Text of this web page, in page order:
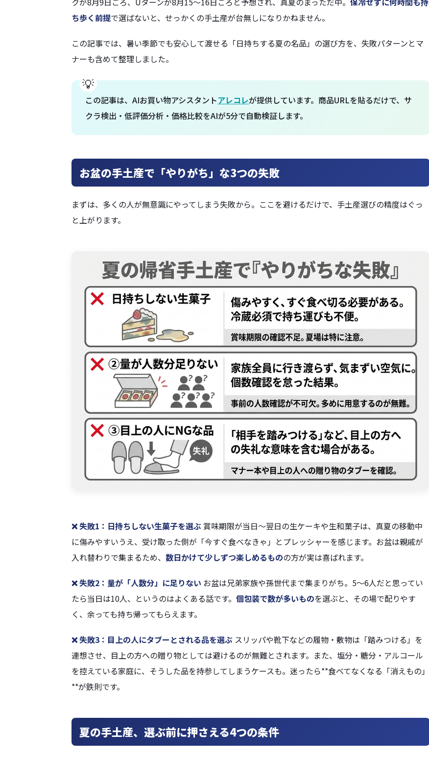
ち歩く前提で選ばないと、せっかくの手土産が台無しになりかねません。
この記事では、暑い季節でも安心して渡せる「日持ちする夏の名品」の選び方を、失敗パターンとマ
ナーも含めて整理しました。
この記事は、AIお買い物アシスタントアレコレが提供しています。商品URLを貼るだけで、サ
クラ検出・低評価分析・価格比較をAIが5分で自動検証します。
お盆の手土産で「やりがち」な3つの失敗
まずは、多くの人が無意識にやってしまう失敗から。ここを避けるだけで、手土産選びの精度はぐっ
と上がります。
❌ 失敗1：日持ちしない生菓子を選ぶ 賞味期限が当日〜翌日の生ケーキや生和菓子は、真夏の移動中
に傷みやすいうえ、受け取った側が「今すぐ食べなきゃ」とプレッシャーを感じます。お盆は親戚が
入れ替わりで集まるため、 数日かけて少しずつ楽しめるものの方が実は喜ばれます。
❌ 失敗2：量が「人数分」に足りない お盆は兄弟家族や孫世代まで集まりがち。5〜6人だと思ってい
たら当日は10人、というのはよくある話です。 個包装で数が多いものを選ぶと、その場で配りやす
く、余っても持ち帰ってもらえます。
❌ 失敗3：目上の人にタブーとされる品を選ぶ スリッパや靴下などの履物・敷物は「踏みつける」を
連想させ、目上の方への贈り物としては避けるのが無難とされます。また、塩分・糖分・アルコール
を控えている家庭に、そうした品を持参してしまうケースも。迷ったら**食べてなくなる「消えもの」
**が鉄則です。
夏の手土産、選ぶ前に押さえる4つの条件